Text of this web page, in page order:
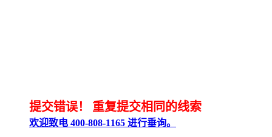
提交错误！ 重复提交相同的线索
欢迎致电 400-808-1165 进行垂询。